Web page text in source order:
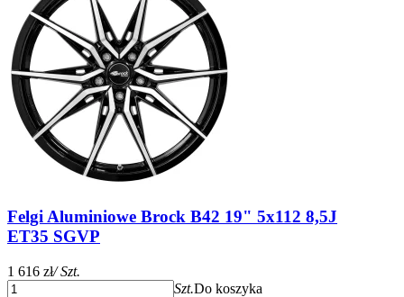
Felgi Aluminiowe Brock B42 19" 5x112 8,5J
ET35 SGVP
1 616 zł/ Szt.
Szt.Do koszyka